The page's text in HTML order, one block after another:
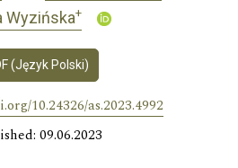
Wyzińska+
(Język Polski)
10.24326/as.2023.4992
09.06.2023